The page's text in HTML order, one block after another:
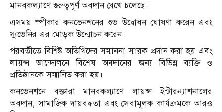
মানবকল্যাণে গুরুত্বপূর্ণ অবদান রেখে চলেছে।
এসময় স্পীকার কনভেনশনের শুভ উদ্বোধন ঘোষণা করেন এবং
স্যুভেনির এর মোড়ক উন্মোচন করেন।
পরবর্তীতে বিশিষ্ট অতিথিদের সম্মাননা স্মারক প্রদান করা হয় এবং
লায়ন্স আন্দোলনে বিশেষ অবদানের জন্য বিভিন্ন ব্যক্তি ও
প্রতিষ্ঠানকে সম্মানিত করা হয়।
কনভেনশনে বক্তারা মানবকল্যাণে লায়ন্স ইন্টারন্যাশনালের
অবদান, সামাজিক দায়বদ্ধতা এবং সেবামূলক কার্যক্রমকে আরও